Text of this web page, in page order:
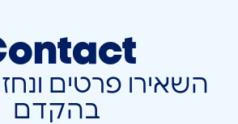
השאירו פרטים
בהקדם